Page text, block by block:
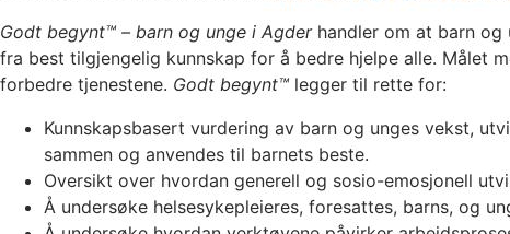
Godt begynt™ – barn og unge i Agderhandler om at barn og
fra best tilgjengelig kunnskap for å bedre hjelpe alle. Målet
forbedre tjenestene. Godt begynt™ legger til rette for:
Kunnskapsbasert vurdering av barn og unges vekst,
sammen og anvendes til barnets beste.
Oversikt over hvordan generell og sosio-emosjonell
Å undersøke helsesykepleieres, foresattes, barns, og